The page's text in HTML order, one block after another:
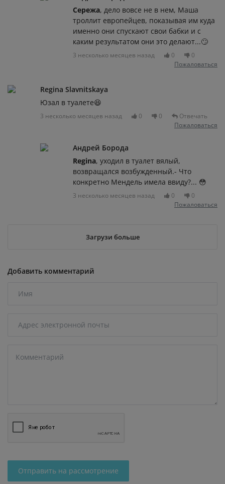
Сережа, дело вовсе не в нем, Маша
троллит европейцев, показывая им куда
именно они спускают свои бабки и с
каким результатом они это делают...🙄
3 несколько месяцев назад 0
0
Пожаловаться
Regina Slavnitskaya
Юзал в туалете😆
3 несколько месяцев назад 0 0
Отвечать
Пожаловаться
Андрей Борода
Regina, уходил в туалет вялый,
возвращался возбужденный.- Что
конкретно Мендель имела ввиду?... 😳
3 несколько месяцев назад 0
0
Пожаловаться
Загрузи больше
Добавить комментарий
Отправить на рассмотрение